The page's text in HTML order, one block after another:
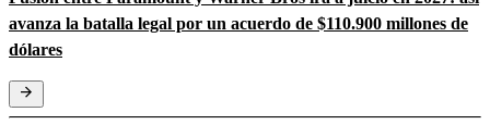
avanza la batalla legal por un acuerdo de $110.900 millones de
dólares